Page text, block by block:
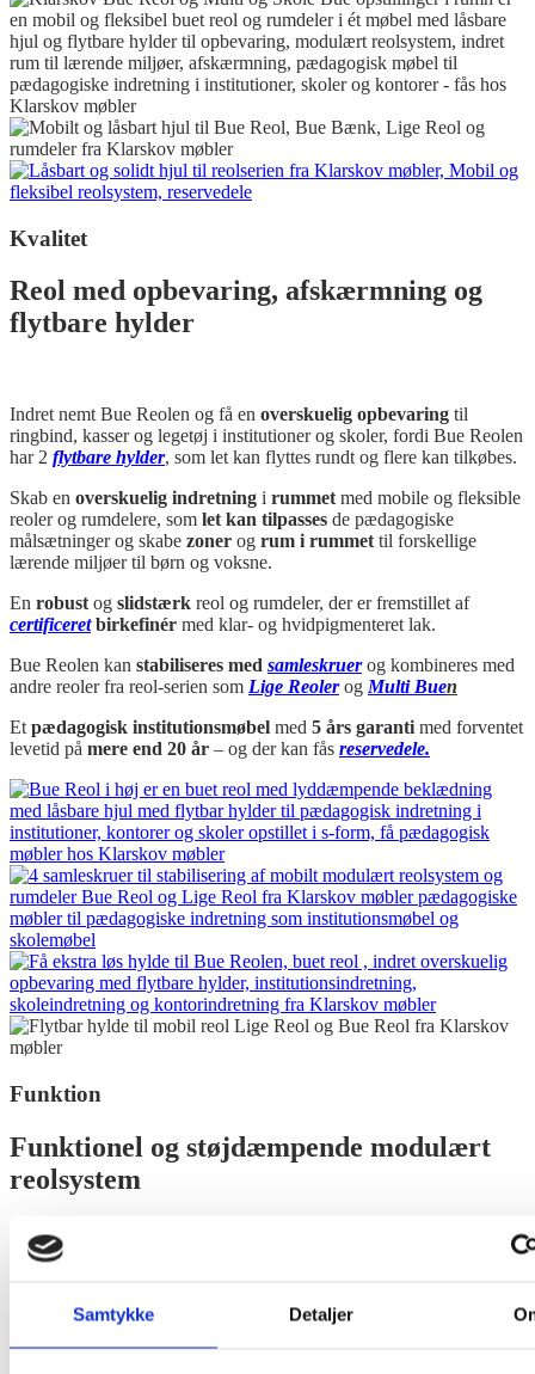
Samtykke Detaljer
Kvalitet
Reol med opbevaring, afskærmning og
flytbare hylder
Indret nemt Bue Reolen og få en overskuelig opbevaring til
ringbind, kasser og legetøj i institutioner og skoler, fordi Bue Reolen
har 2 flytbare hylder, som let kan flyttes rundt og flere kan tilkøbes.
Skab en overskuelig indretning i rummet med mobile og fleksible
reoler og rumdelere, som let kan tilpasses de pædagogiske
målsætninger og skabe zoner og rum i rummet til forskellige
lærende miljøer til børn og voksne.
En robust og slidstærk reol og rumdeler, der er fremstillet af
certificeret birkefinér med klar- og hvidpigmenteret lak.
Bue Reolen kan stabiliseres med samleskruerog kombineres med
andre reoler fra reol-serien som Lige Reolerog Multi Buen
Et pædagogisk institutionsmøbel med 5 års garanti med forventet
levetid på mere end 20 år – og der kan fås reservedele.
Funktion
Funktionel og støjdæmpende modulært
reolsystem
Med vores
ogfleksibel indretning